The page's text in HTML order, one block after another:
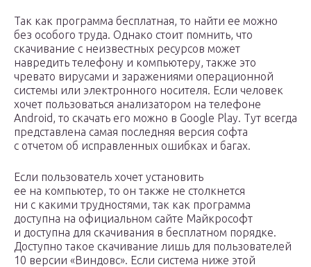
Так как программа бесплатная, то найти ее можно
без особого труда. Однако стоит помнить, что
скачивание с неизвестных ресурсов может
навредить телефону и компьютеру, также это
чревато вирусами и заражениями операционной
системы или электронного носителя. Если человек
хочет пользоваться анализатором на телефоне
Android, то скачать его можно в Google Play. Тут всегда
представлена самая последняя версия софта
с отчетом об исправленных ошибках и багах.
Если пользователь хочет установить
ее на компьютер, то он также не столкнется
ни с какими трудностями, так как программа
доступна на официальном сайте Майкрософт
и доступна для скачивания в бесплатном порядке.
Доступно такое скачивание лишь для пользователей
10 версии «Виндовс». Если система ниже этой